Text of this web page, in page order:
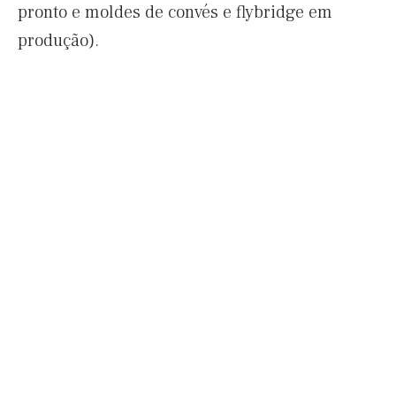
pronto e moldes de convés e flybridge em
produção).